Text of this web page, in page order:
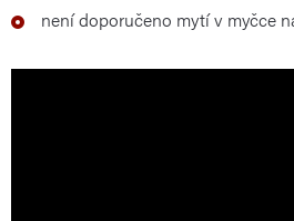
není doporučeno mytí v myčce